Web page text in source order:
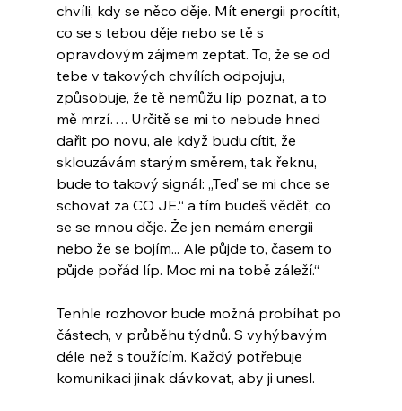
chvíli, kdy se něco děje. Mít energii procítit,
co se s tebou děje nebo se tě s
opravdovým zájmem zeptat. To, že se od
tebe v takových chvílích odpojuju,
způsobuje, že tě nemůžu líp poznat, a to
mě mrzí…. Určitě se mi to nebude hned
dařit po novu, ale když budu cítit, že
sklouzávám starým směrem, tak řeknu,
bude to takový signál: „Teď se mi chce se
schovat za CO JE.“ a tím budeš vědět, co
se se mnou děje. Že jen nemám energii
nebo že se bojím... Ale půjde to, časem to
půjde pořád líp. Moc mi na tobě záleží.“
Tenhle rozhovor bude možná probíhat po
částech, v průběhu týdnů. S vyhýbavým
déle než s toužícím. Každý potřebuje
komunikaci jinak dávkovat, aby ji unesl.